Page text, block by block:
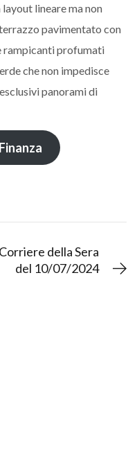
lineare ma non
pavimentato con
rampicanti profumati
che non impedisce
panorami di
Corriere della Sera
del 10/07/2024